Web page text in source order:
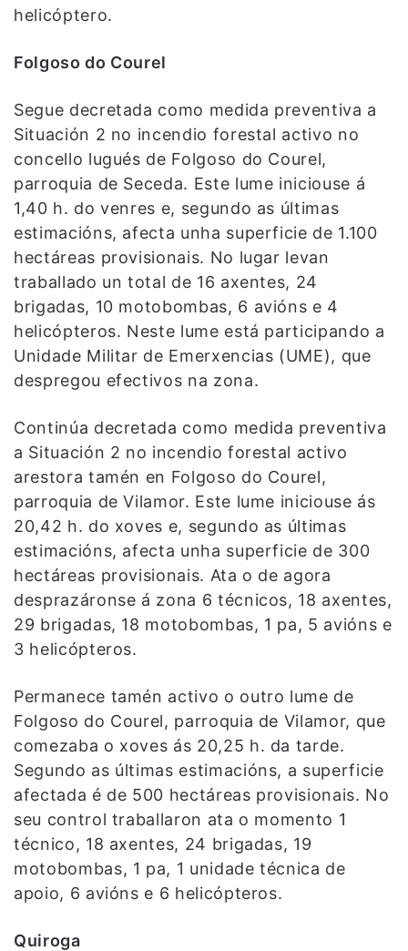
helicóptero.
Folgoso do Courel
Segue decretada como medida preventiva a
Situación 2 no incendio forestal activo no
concello lugués de Folgoso do Courel,
parroquia de Seceda. Este lume iniciouse á
1,40 h. do venres e, segundo as últimas
estimacións, afecta unha superficie de 1.100
hectáreas provisionais. No lugar levan
traballado un total de 16 axentes, 24
brigadas, 10 motobombas, 6 avións e 4
helicópteros. Neste lume está participando a
Unidade Militar de Emerxencias (UME), que
despregou efectivos na zona.
Continúa decretada como medida preventiva
a Situación 2 no incendio forestal activo
arestora tamén en Folgoso do Courel,
parroquia de Vilamor. Este lume iniciouse ás
20,42 h. do xoves e, segundo as últimas
estimacións, afecta unha superficie de 300
hectáreas provisionais. Ata o de agora
desprazáronse á zona 6 técnicos, 18 axentes,
29 brigadas, 18 motobombas, 1 pa, 5 avións e
3 helicópteros.
Permanece tamén activo o outro lume de
Folgoso do Courel, parroquia de Vilamor, que
comezaba o xoves ás 20,25 h. da tarde.
Segundo as últimas estimacións, a superficie
afectada é de 500 hectáreas provisionais. No
seu control traballaron ata o momento 1
técnico, 18 axentes, 24 brigadas, 19
motobombas, 1 pa, 1 unidade técnica de
apoio, 6 avións e 6 helicópteros.
Quiroga